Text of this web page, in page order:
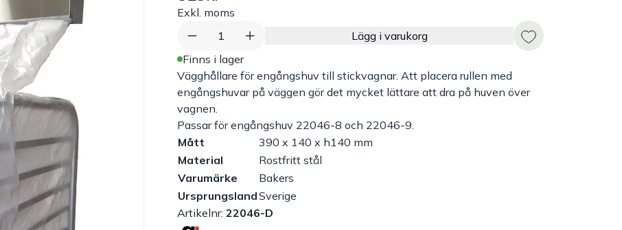
Exkl. moms
1
Lägg i varukorg
Finns i lager
Vägghållare för engångshuv till stickvagnar. Att placera rullen med
engångshuvar på väggen gör det mycket lättare att dra på huven över
vagnen.
Passar för engångshuv 22046-8 och 22046-9.
Mått
390 x 140 x h140 mm
Material
Rostfritt stål
Varumärke
Bakers
UrsprungslandSverige
Artikelnr: 22046-D